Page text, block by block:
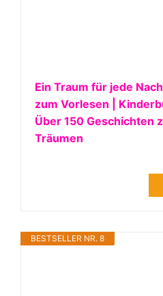
Ein Traum für jede
zum Vorlesen |
Über 150 Geschichten
Träumen
BESTSELLER NR. 8